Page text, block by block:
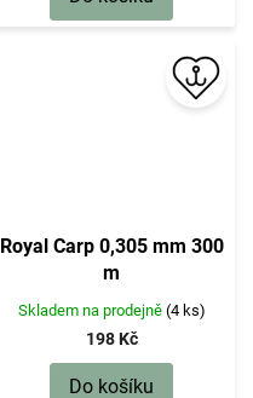
Royal Carp 0,305 mm 300
m
Skladem na prodejně (4 ks)
198 Kč
Do košíku